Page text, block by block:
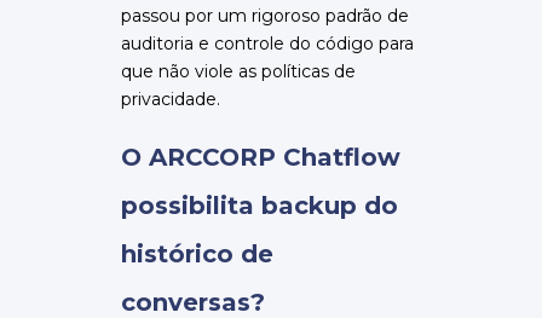
passou por um rigoroso padrão de
auditoria e controle do código para
que não viole as políticas de
privacidade.
O ARCCORP Chatflow
possibilita backup do
histórico de
conversas?